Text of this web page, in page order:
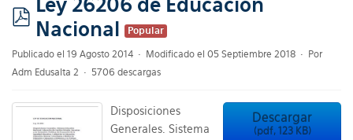
pdf
Ley 26206 de Educación
Nacional
Popular
Publicado el 19 Agosto 2014 Modificado el 05 Septiembre 2018
Por
Adm Edusalta 2
5706 descargas
Descargar
(pdf, 123 KB)
Disposiciones
Generales. Sistema